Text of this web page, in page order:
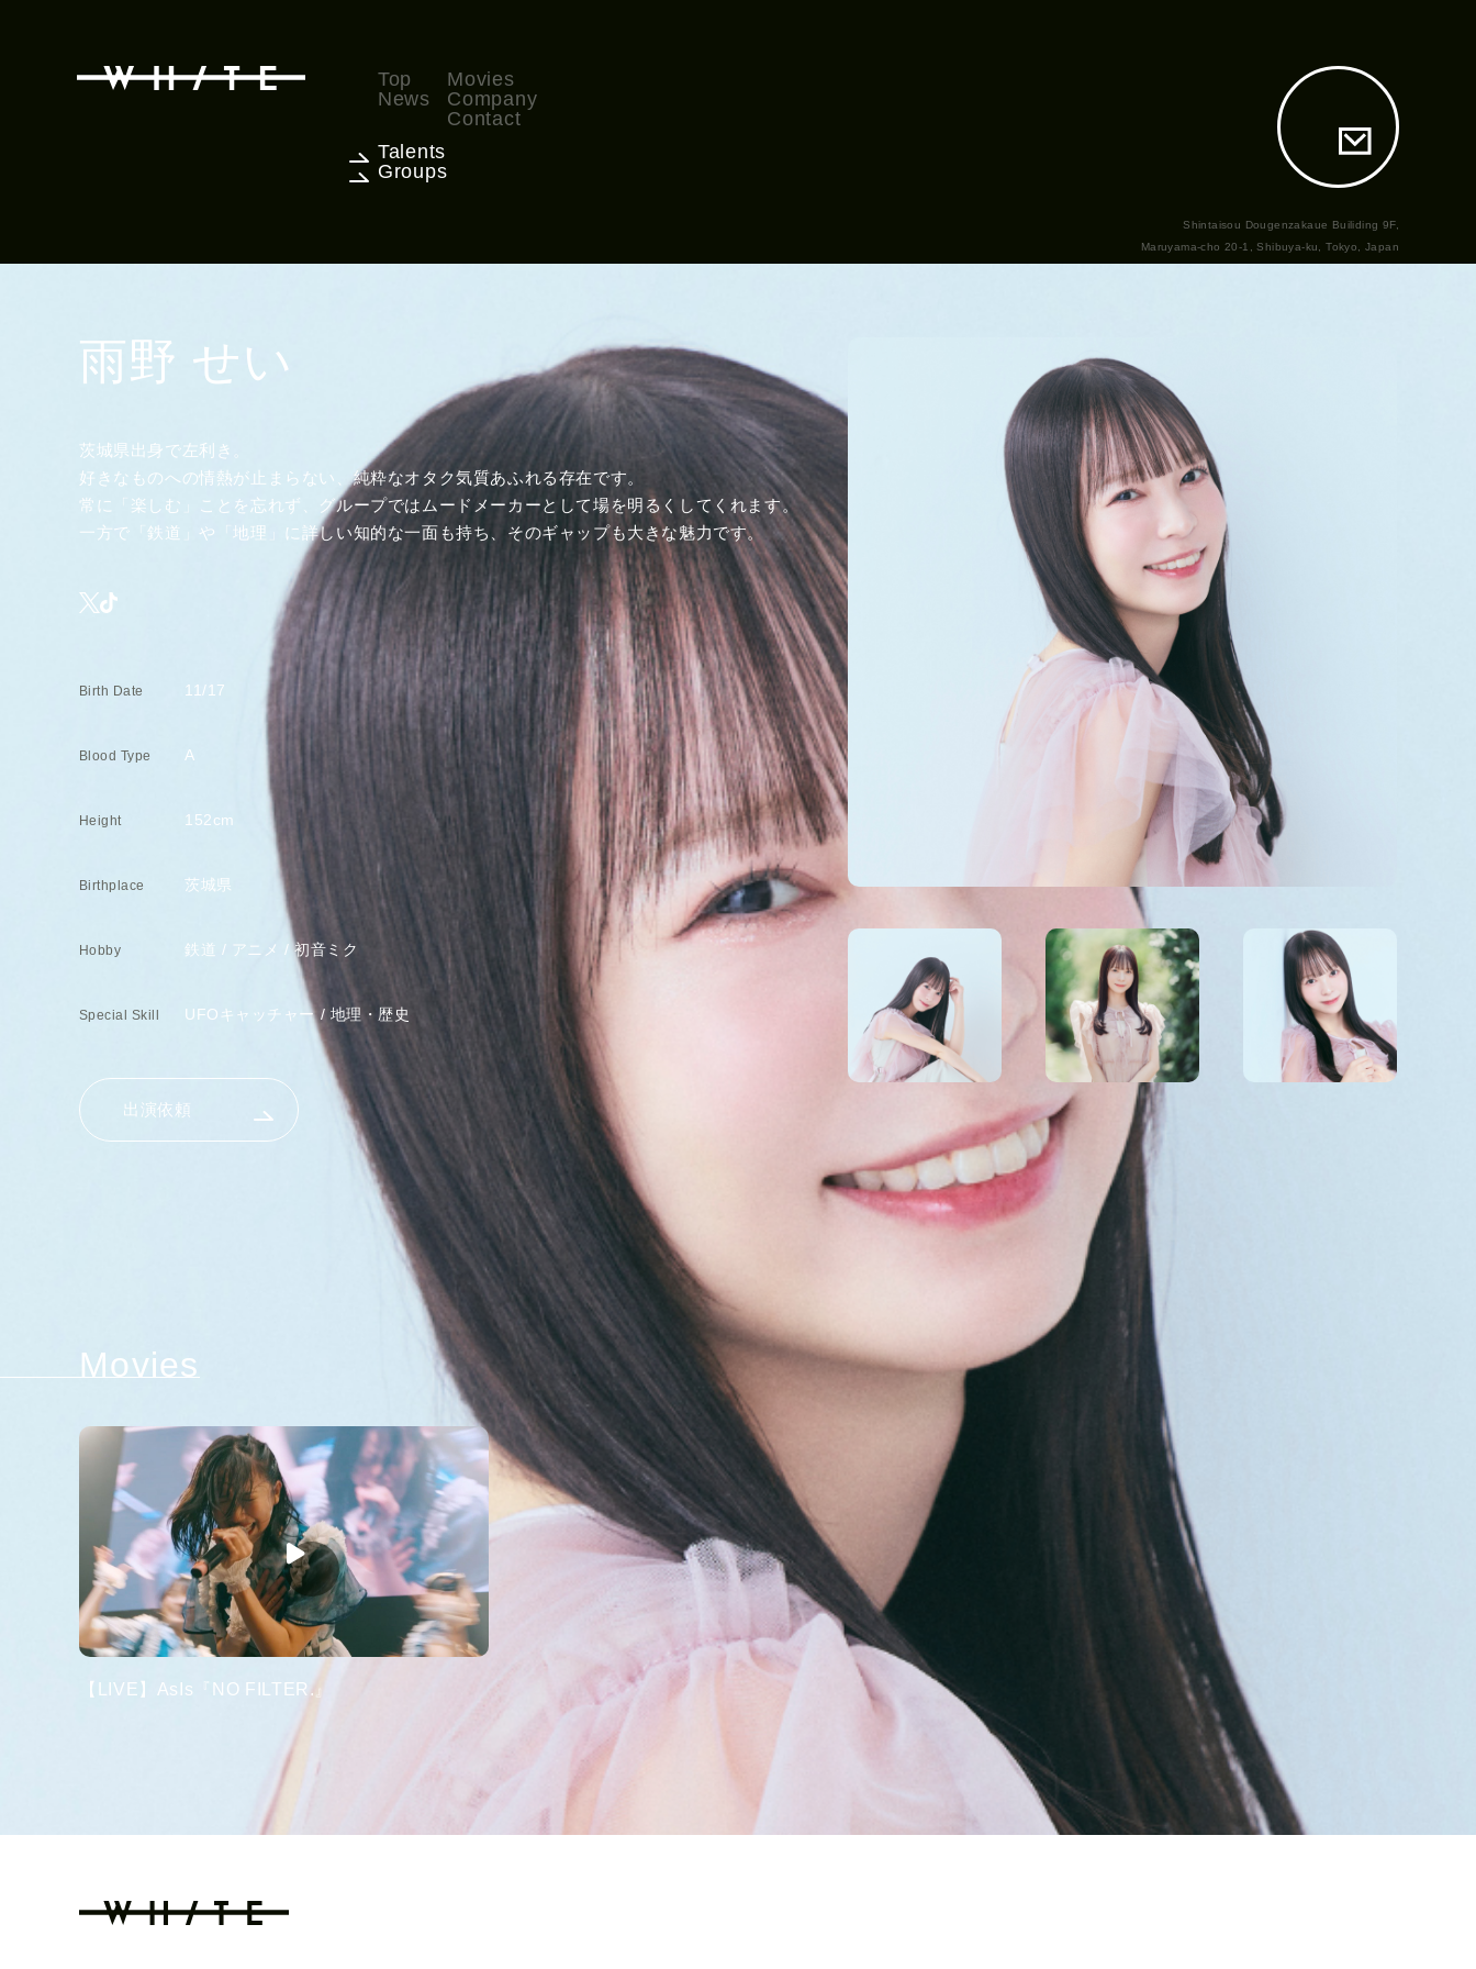
Top
News
Talents
Groups
Movies
Company
Contact
Shintaisou Dougenzakaue Builiding 9F,
Maruyama-cho 20-1, Shibuya-ku, Tokyo, Japan
雨野 せい
茨城県出身で左利き。
好きなものへの情熱が止まらない、純粋なオタク気質あふれる存在です。
常に「楽しむ」ことを忘れず、グループではムードメーカーとして場を明るくしてくれます。
一方で「鉄道」や「地理」に詳しい知的な一面も持ち、そのギャップも大きな魅力です。
Birth Date 11/17
Blood Type A
Height 152cm
Birthplace 茨城県
Hobby 鉄道 / アニメ / 初音ミク
Special Skill UFOキャッチャー / 地理・歴史
出演依頼
Movies
【LIVE】AsIs『NO FILTER.』